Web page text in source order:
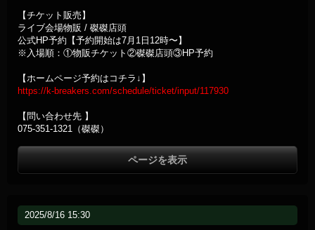
【チケット販売】
ライブ会場物販 / 磔磔店頭
公式HP予約【予約開始は7月1日12時〜】
※入場順：①物販チケット②磔磔店頭③HP予約
【ホームページ予約はコチラ↓】
https://k-breakers.com/schedule/ticket/input/117930
【問い合わせ先 】
075-351-1321（磔磔）
ページを表示
2025/8/16 15:30